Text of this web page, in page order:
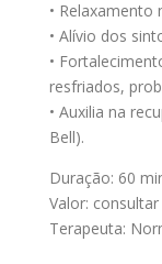
• Relaxamento
• Alívio dos
•
resfriados,
• Auxilia na
Bell).
Duração: 60
Valor: consultar
Terapeuta: